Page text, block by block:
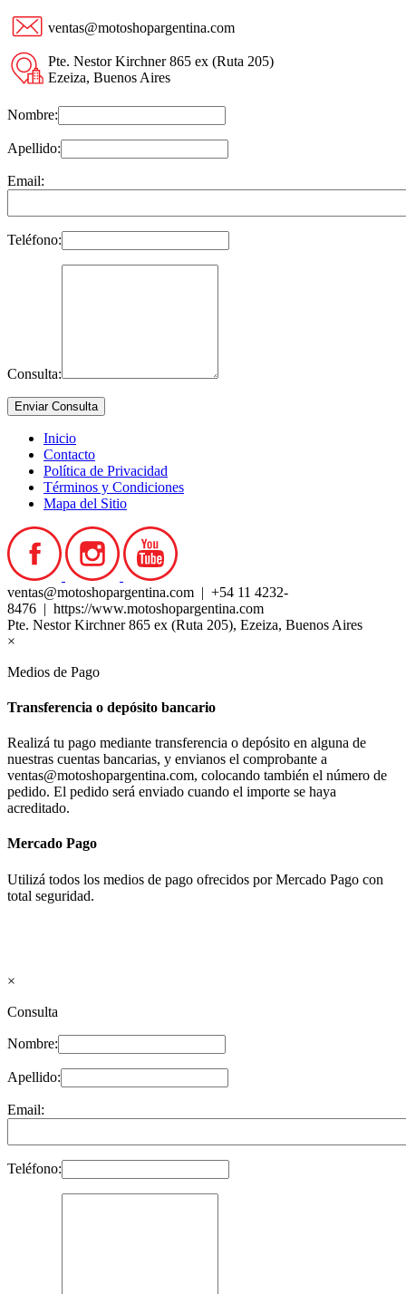
ventas@motoshopargentina.com
Pte. Nestor Kirchner 865 ex (Ruta 205)
Ezeiza, Buenos Aires
Nombre:
Apellido:
Email:
Teléfono:
Consulta:
Inicio
Contacto
Política de Privacidad
Términos y Condiciones
Mapa del Sitio
ventas@motoshopargentina.com | +54 11 4232-
8476 | https://www.motoshopargentina.com
Pte. Nestor Kirchner 865 ex (Ruta 205), Ezeiza, Buenos Aires
×
Medios de Pago
Transferencia o depósito bancario
Realizá tu pago mediante transferencia o depósito en alguna de
nuestras cuentas bancarias, y envianos el comprobante a
ventas@motoshopargentina.com, colocando también el número de
pedido. El pedido será enviado cuando el importe se haya
acreditado.
Mercado Pago
Utilizá todos los medios de pago ofrecidos por Mercado Pago con
total seguridad.
×
Consulta
Nombre:
Apellido:
Email:
Teléfono: